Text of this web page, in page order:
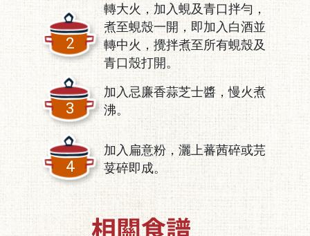
2
轉大火，加入蜆及青口拌勻，
煮至蜆殼一開，即加入白酒並
轉中火，攪拌煮至所有蜆殼及
青口殼打開。
3
加入忌廉香蒜芝士醬，慢火煮
沸。
4
加入扁意粉，灑上蕃茜碎或芫
荽碎即成。